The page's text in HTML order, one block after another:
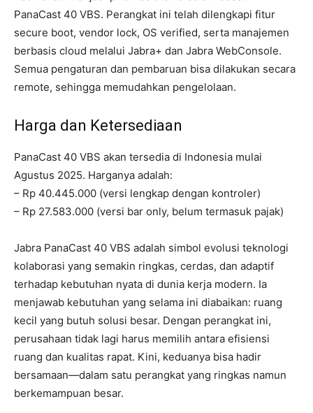
PanaCast 40 VBS. Perangkat ini telah dilengkapi fitur
secure boot, vendor lock, OS verified, serta manajemen
berbasis cloud melalui Jabra+ dan Jabra WebConsole.
Semua pengaturan dan pembaruan bisa dilakukan secara
remote, sehingga memudahkan pengelolaan.
Harga dan Ketersediaan
PanaCast 40 VBS akan tersedia di Indonesia mulai
Agustus 2025. Harganya adalah:
– Rp 40.445.000 (versi lengkap dengan kontroler)
– Rp 27.583.000 (versi bar only, belum termasuk pajak)
Jabra PanaCast 40 VBS adalah simbol evolusi teknologi
kolaborasi yang semakin ringkas, cerdas, dan adaptif
terhadap kebutuhan nyata di dunia kerja modern. Ia
menjawab kebutuhan yang selama ini diabaikan: ruang
kecil yang butuh solusi besar. Dengan perangkat ini,
perusahaan tidak lagi harus memilih antara efisiensi
ruang dan kualitas rapat. Kini, keduanya bisa hadir
bersamaan—dalam satu perangkat yang ringkas namun
berkemampuan besar.